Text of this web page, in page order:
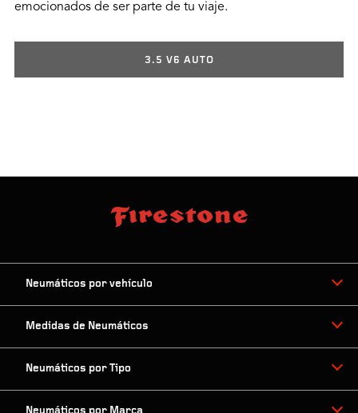
emocionados de ser parte de tu viaje.
3.5 V6 AUTO
Neumáticos por vehículo
Medidas de Neumáticos
Neumáticos por Tipo